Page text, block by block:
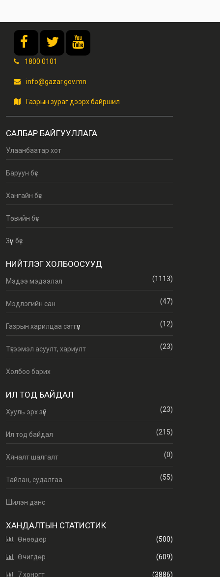
1800 0101
info@gazar.gov.mn
Газрын зураг дээрх байршил
САЛБАР БАЙГУУЛЛАГА
Улаанбаатар хот
Баруун бүс
Хангайн бүс
Төвийн бүс
Зүүн бүс
НИЙТЛЭГ ХОЛБООСУУД
Мэдээ мэдээлэл (1113)
Мэдлэгийн сан (47)
Газрын харилцаа сэтгүүл (12)
Түгээмэл асуулт, хариулт (23)
Холбоо барих
ИЛ ТОД БАЙДАЛ
Хууль эрх зүй (23)
Ил тод байдал (215)
Хяналт шалгалт (0)
Тайлан, судалгаа (55)
Шилэн данс
ХАНДАЛТЫН СТАТИСТИК
Өнөөдөр (500)
Өчигдөр (609)
7 хоногт (3886)